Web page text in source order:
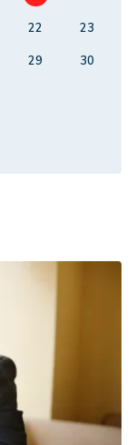
22
23
29
30